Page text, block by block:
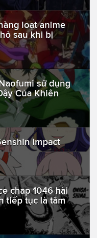
loạt anime
sau khi bị
sử dụng
Của Khiên
Impact
chap 1046 hài
tiếp tục là tâm